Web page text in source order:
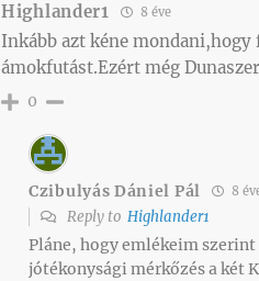
Highlander1 8 éve
Inkább azt kéne mondani,hogy
ámokfutást.Ezért még
0
Czibulyás Dániel Pál 8
Reply to Highlander1
Pláne, hogy emlékeim
jótékonysági mérkőzés a két